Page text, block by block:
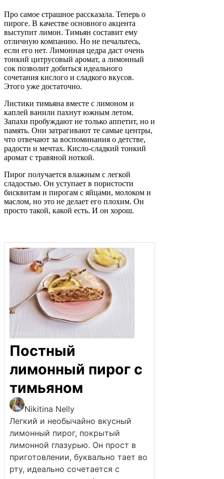
Про самое страшное рассказала. Теперь о
пироге. В качестве основного акцента
выступит лимон. Тимьян составит ему
отличную компанию. Но не печальтесь,
если его нет. Лимонная цедра даст очень
тонкий цитрусовый аромат, а лимонный
сок позволит добиться идеального
сочетания кислого и сладкого вкусов.
Этого уже достаточно.
Листики тимьяна вместе с лимоном и
каплей ванили пахнут южным летом.
Запахи пробуждают не только аппетит, но и
память. Они затрагивают те самые центры,
что отвечают за воспоминания о детстве,
радости и мечтах. Кисло-сладкий тонкий
аромат с травяной ноткой.
Пирог получается влажным с легкой
сладостью. Он уступает в пористости
бисквитам и пирогам с яйцами, молоком и
маслом, но это не делает его плохим. Он
просто такой, какой есть. И он хорош.
Постный
лимонный пирог с
тимьяном
Nikitina Nelly
Легкий и необычайно вкусный
лимонный пирог, покрытый
лимонной глазурью. Он прост в
приготовлении, буквально тает во
рту, идеально сочетается с